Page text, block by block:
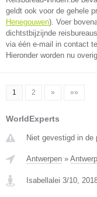
geldt ook voor de gehele
Henegouwen). Voer
dichtstbijzijnde
via één e-mail in contact
Hieronder worden nu
1 2 » »»
WorldExperts
Niet gevestigd in de
Antwerpen »
Isabellalei 3/10,